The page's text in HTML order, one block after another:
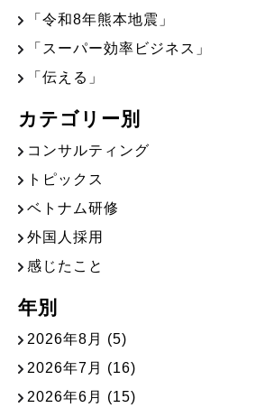
「令和8年熊本地震」
「スーパー効率ビジネス」
「伝える」
カテゴリー別
コンサルティング
トピックス
ベトナム研修
外国人採用
感じたこと
年別
2026年8月 (5)
2026年7月 (16)
2026年6月 (15)